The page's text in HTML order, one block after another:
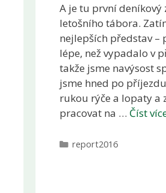
A je tu první deníkový
letošního tábora.
nejlepších představ –
lépe, než vypadalo v
takže jsme navýsost
jsme hned po
rukou rýče a lopaty a
pracovat na … Číst
Rubriky
report2016